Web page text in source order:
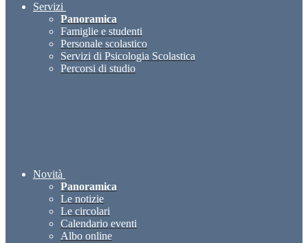
Servizi
Panoramica
Famiglie e studenti
Personale scolastico
Servizi di Psicologia Scolastica
Percorsi di studio
Novità
Panoramica
Le notizie
Le circolari
Calendario eventi
Albo online